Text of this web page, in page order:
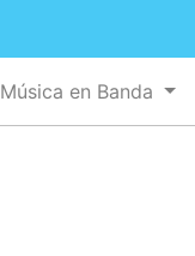
Música en Banda